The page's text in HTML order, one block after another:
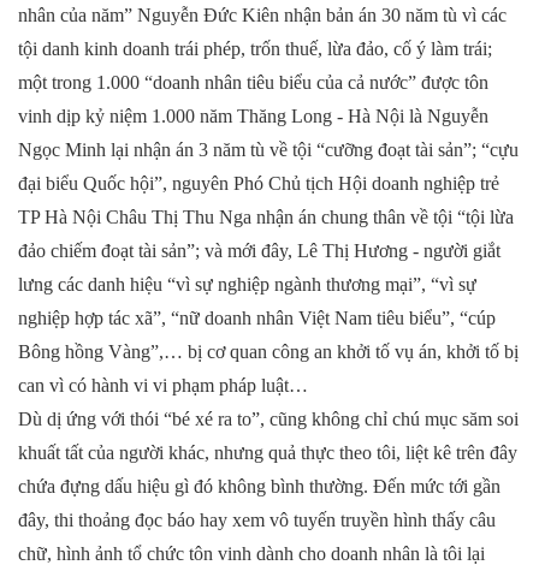
nhân của năm” Nguyễn Đức Kiên nhận bản án 30 năm tù vì các
tội danh kinh doanh trái phép, trốn thuế, lừa đảo, cố ý làm trái;
một trong 1.000 “doanh nhân tiêu biểu của cả nước” được tôn
vinh dịp kỷ niệm 1.000 năm Thăng Long - Hà Nội là Nguyễn
Ngọc Minh lại nhận án 3 năm tù về tội “cưỡng đoạt tài sản”; “cựu
đại biểu Quốc hội”, nguyên Phó Chủ tịch Hội doanh nghiệp trẻ
TP Hà Nội Châu Thị Thu Nga nhận án chung thân về tội “tội lừa
đảo chiếm đoạt tài sản”; và mới đây, Lê Thị Hương - người giắt
lưng các danh hiệu “vì sự nghiệp ngành thương mại”, “vì sự
nghiệp hợp tác xã”, “nữ doanh nhân Việt Nam tiêu biểu”, “cúp
Bông hồng Vàng”,… bị cơ quan công an khởi tố vụ án, khởi tố bị
can vì có hành vi vi phạm pháp luật…
Dù dị ứng với thói “bé xé ra to”, cũng không chỉ chú mục săm soi
khuất tất của người khác, nhưng quả thực theo tôi, liệt kê trên đây
chứa đựng dấu hiệu gì đó không bình thường. Đến mức tới gần
đây, thi thoảng đọc báo hay xem vô tuyến truyền hình thấy câu
chữ, hình ảnh tổ chức tôn vinh dành cho doanh nhân là tôi lại